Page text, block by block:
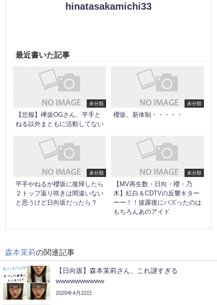
hinatasakamichi33
最近書いた記事
未分類
【悲報】欅坂OGさん、平手と
ねる以外まともに活動してない
未分類
櫻坂、新体制・・・・・
未分類
平手やねるが櫻坂に復帰したら
２トップ返り咲きは間違いない
と思うけど日向坂だったら？
未分類
【MV再生数・日向・櫻・乃
木】紅白＆CDTVの反響キター
ーー！！披露後にバズったのは
もちろんあのアイド
森本茉莉の関連記事
【日向坂】森本茉莉さん、これ謎すぎる
wwwwwwwwww
2020年4月22日